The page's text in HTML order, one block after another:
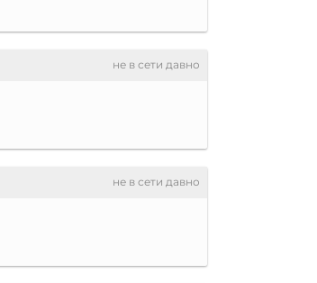
не в сети давно
не в сети давно